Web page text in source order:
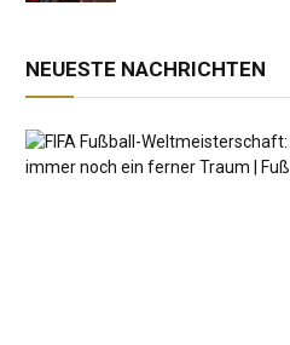
NEUESTE NACHRICHTEN